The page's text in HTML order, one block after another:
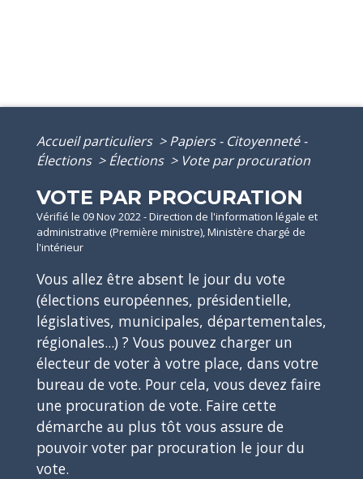
Accueil particuliers > Papiers - Citoyenneté -
Élections > Élections > Vote par procuration
VOTE PAR PROCURATION
Vérifié le 09 Nov 2022 - Direction de l'information légale et
administrative (Première ministre), Ministère chargé de
l'intérieur
Vous allez être absent le jour du vote
(élections européennes, présidentielle,
législatives, municipales, départementales,
régionales...) ? Vous pouvez charger un
électeur de voter à votre place, dans votre
bureau de vote. Pour cela, vous devez faire
une procuration de vote. Faire cette
démarche au plus tôt vous assure de
pouvoir voter par procuration le jour du
vote.